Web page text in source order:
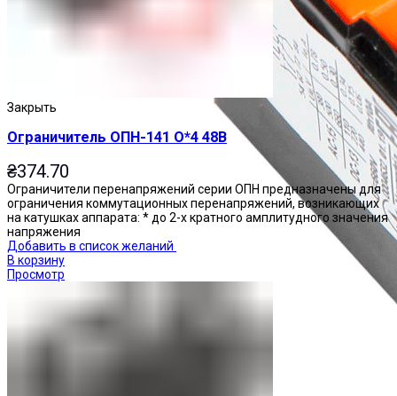
Закрыть
Ограничитель ОПН-141 О*4 48В
₴374.70
Ограничители перенапряжений серии ОПН предназначены для
ограничения коммутационных перенапряжений, возникающих
на катушках аппарата: * до 2-х кратного амплитудного значения
напряжения
Добавить в список желаний
В корзину
Просмотр